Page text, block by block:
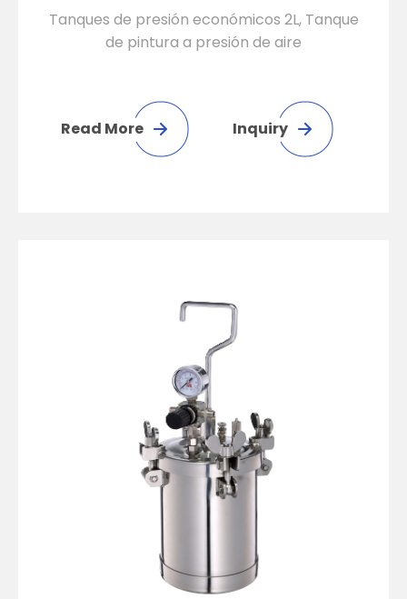
TANK
Tanques de presión económicos 2L, Tanque
de pintura a presión de aire
Read More Inquiry